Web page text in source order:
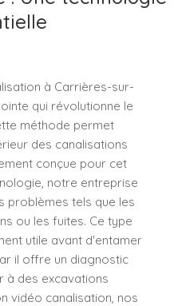
à Carrières-sur-
qui révolutionne le
méthode permet
des canalisations
conçue pour cet
notre entreprise
problèmes tels que les
ou les fuites. Ce type
utile avant d'entamer
il offre un diagnostic
à des excavations
vidéo canalisation, nos